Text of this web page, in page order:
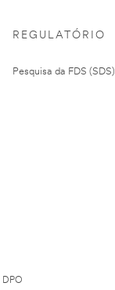
REGULATÓRIO
Pesquisa da FDS (SDS)
DPO